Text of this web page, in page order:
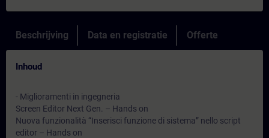
Beschrijving Data en registratie Offerte
Inhoud
- Miglioramenti in ingegneria
Screen Editor Next Gen. – Hands on
Nuova funzionalità “Inserisci funzione di sistema” nello script
editor – Hands on